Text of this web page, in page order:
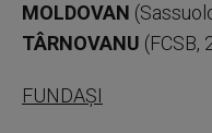
MOLDOVAN
TÂRNOVANU (FCSB,
FUNDAŞI